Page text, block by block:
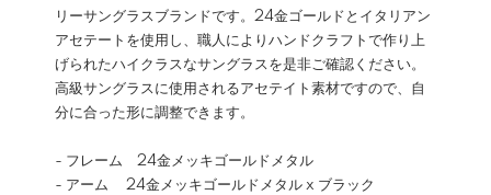
リーサングラスブランドです。24金ゴールドとイタリアン
アセテートを使用し、職人によりハンドクラフトで作り上
げられたハイクラスなサングラスを是非ご確認ください。
高級サングラスに使用されるアセテイト素材ですので、自
分に合った形に調整できます。
- フレーム 24金メッキゴールドメタル
- アーム 24金メッキゴールドメタル x ブラック